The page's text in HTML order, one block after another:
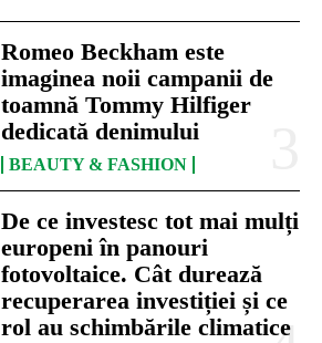
Romeo Beckham este
imaginea noii campanii de
toamnă Tommy Hilfiger
dedicată denimului
BEAUTY & FASHION
De ce investesc tot mai mulți
europeni în panouri
fotovoltaice. Cât durează
recuperarea investiției și ce
rol au schimbările climatice